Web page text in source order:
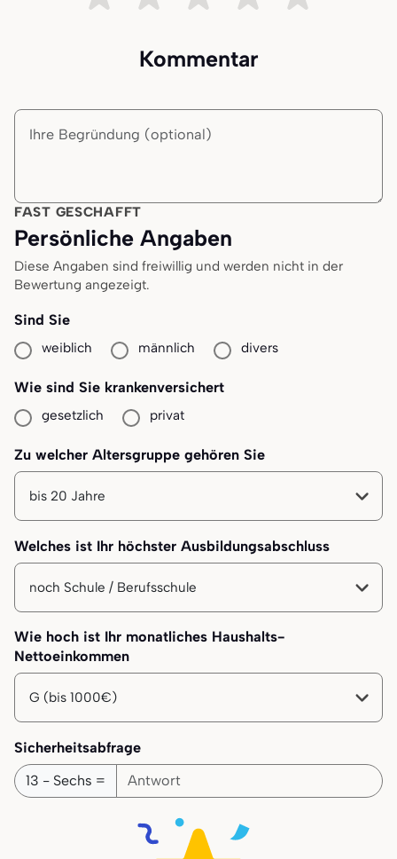
Kommentar
FAST GESCHAFFT
Persönliche Angaben
Diese Angaben sind freiwillig und werden nicht in der
Bewertung angezeigt.
Sind Sie
weiblich männlich divers
Wie sind Sie krankenversichert
gesetzlich privat
Zu welcher Altersgruppe gehören Sie
Ihre Altersgruppe
Welches ist Ihr höchster Ausbildungsabschluss
Ihr höchster Bildungsabschluss
Wie hoch ist Ihr monatliches Haushalts-
Nettoeinkommen
Ihr monatliches Haushalts-Nettoeinkommen
Sicherheitsabfrage
13 - Sechs =